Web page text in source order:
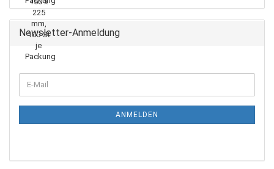
Newsletter-Anmeldung
ANMELDEN